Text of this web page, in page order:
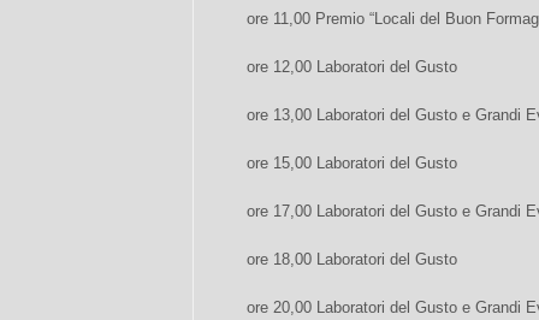
ore 11,00 Premio “Locali del Buon
ore 12,00 Laboratori del Gusto
ore 13,00 Laboratori del Gusto e Grandi
ore 15,00 Laboratori del Gusto
ore 17,00 Laboratori del Gusto e Grandi
ore 18,00 Laboratori del Gusto
ore 20,00 Laboratori del Gusto e Grandi